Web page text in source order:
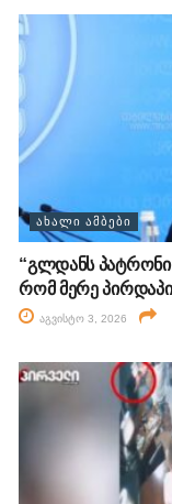
ᲐᲮᲐᲚᲘ ᲐᲛᲑᲔᲑᲘ
“გლდანს პატრონი
რომ მერე
აგვისტო 3, 2026